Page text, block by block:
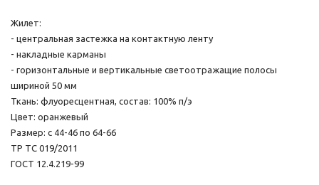
Жилет:
- центральная застежка на контактную ленту
- накладные карманы
- горизонтальные и вертикальные светоотражащие полосы
шириной 50 мм
Ткань: флуоресцентная, состав: 100% п/э
Цвет: оранжевый
Размер: с 44-46 по 64-66
ТР ТС 019/2011
ГОСТ 12.4.219-99